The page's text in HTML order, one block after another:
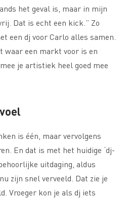
het geval is, maar in mijn
Dat is echt een kick.” Zo
een dj voor Carlo alles samen.
waar een markt voor is en
je artistiek heel goed mee
is één, maar vervolgens
En dat is met het huidige ‘dj-
uitdaging, aldus
zijn snel verveeld. Dat zie je
Vroeger kon je als dj iets